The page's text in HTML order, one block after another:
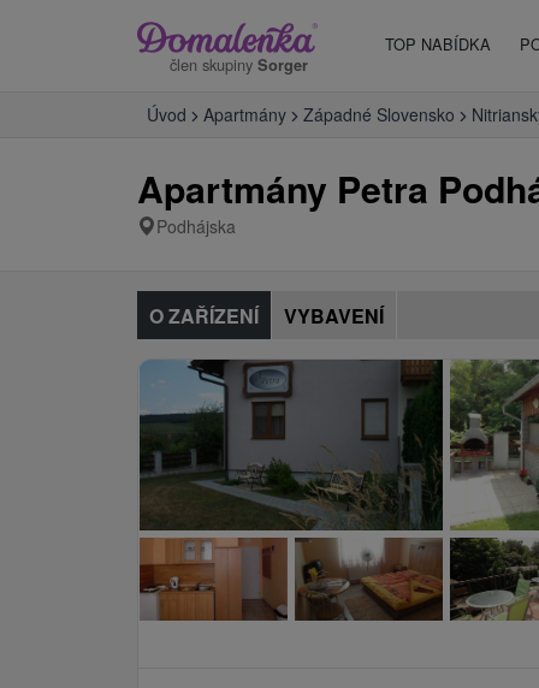
člen skupiny Sorger
TOP NABÍDKA
Úvod Apartmány Západné Slovensko
Apartmány Petra
Podhájska
O ZAŘÍZENÍ VYBAVENÍ